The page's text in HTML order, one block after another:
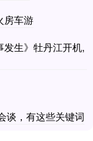
房车游
生》牡丹江开机,
谈，有这些关键词